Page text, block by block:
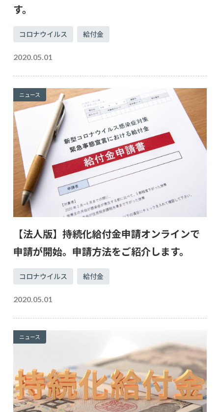
す。
コロナウイルス 給付金
2020.05.01
ニュース
【法人版】持続化給付金申請オンラインで
申請が開始。申請方法をご紹介します。
コロナウイルス 給付金
2020.05.01
ニュース